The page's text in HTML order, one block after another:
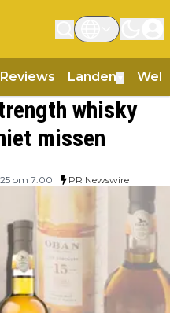
Reviews Landen
whisky
missen
om 7:00 PR Newswire